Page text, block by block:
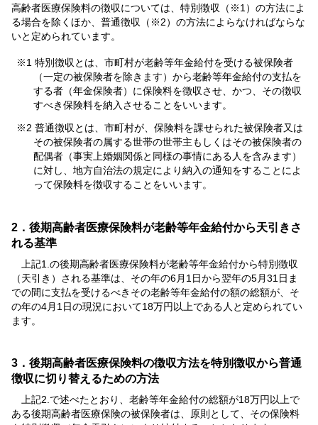
高齢者医療保険料の徴収については、特別徴収（※1）の方法によ
る場合を除くほか、普通徴収（※2）の方法によらなければならな
いと定められています。
※1 特別徴収とは、市町村が老齢等年金給付を受ける被保険者
（一定の被保険者を除きます）から老齢等年金給付の支払を
する者（年金保険者）に保険料を徴収させ、かつ、その徴収
すべき保険料を納入させることをいいます。
※2 普通徴収とは、市町村が、保険料を課せられた被保険者又は
その被保険者の属する世帯の世帯主もしくはその被保険者の
配偶者（事実上婚姻関係と同様の事情にある人を含みます）
に対し、地方自治法の規定により納入の通知をすることによ
って保険料を徴収することをいいます。
2．後期高齢者医療保険料が老齢等年金給付から天引きさ
れる基準
上記1.の後期高齢者医療保険料が老齢等年金給付から特別徴収
（天引き）される基準は、その年の6月1日から翌年の5月31日ま
での間に支払を受けるべきその老齢等年金給付の額の総額が、そ
の年の4月1日の現況において18万円以上である人と定められてい
ます。
3．後期高齢者医療保険料の徴収方法を特別徴収から普通
徴収に切り替えるための方法
上記2.で述べたとおり、老齢等年金給付の総額が18万円以上で
ある後期高齢者医療保険の被保険者は、原則として、その保険料